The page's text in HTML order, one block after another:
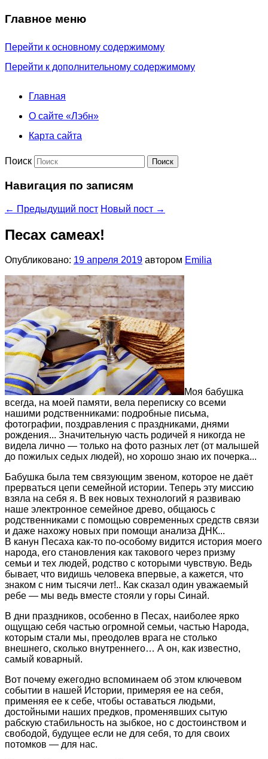
Главное меню
Перейти к основному содержимому
Перейти к дополнительному содержимому
Главная
О сайте «Лэбн»
Карта сайта
Поиск
Навигация по записям
← Предыдущий пост Новый пост →
Песах самеах!
Опубликовано: 19 апреля 2019 автором Emilia
Моя бабушка
всегда, на моей памяти, вела переписку со всеми
нашими родственниками: подробные письма,
фотографии, поздравления с праздниками, днями
рождения... Значительную часть родичей я никогда не
видела лично — только на фото разных лет (от малышей
до пожилых седых людей), но хорошо знаю их почерка...
Бабушка была тем связующим звеном, которое не даёт
прерваться цепи семейной истории. Теперь эту миссию
взяла на себя я. В век новых технологий я развиваю
наше электронное семейное древо, общаюсь с
родственниками с помощью современных средств связи
и даже нахожу новых при помощи анализа ДНК...
В канун Песаха как-то по-особому видится история моего
народа, его становления как такового через призму
семьи и тех людей, родство с которыми чувствую. Ведь
бывает, что видишь человека впервые, а кажется, что
знаком с ним тысячи лет!.. Как сказал один уважаемый
ребе — мы ведь вместе стояли у горы Синай.
В дни праздников, особенно в Песах, наиболее ярко
ощущаю себя частью огромной семьи, частью Народа,
которым стали мы, преодолев врага не столько
внешнего, сколько внутреннего… А он, как известно,
самый коварный.
Вот почему ежегодно вспоминаем об этом ключевом
событии в нашей Истории, примеряя ее на себя,
применяя ее к себе, чтобы оставаться людьми,
достойными наших предков, променявших сытую
рабскую стабильность на зыбкое, но с достоинством и
свободой, будущее если не для себя, то для своих
потомков — для нас.